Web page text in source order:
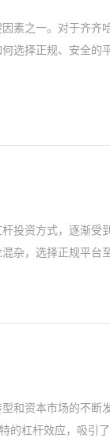
素之一。对于齐齐
选择正规、安全的
投资方式，逐渐受
杂，选择正规平台
和资本市场的不断
的杠杆效应，吸引